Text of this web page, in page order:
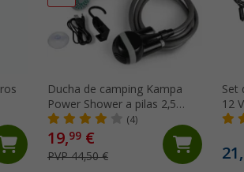
Ducha de camping Kampa
Power Shower a pilas 2,5
litros/minuto
(4)
19,99 €
PVP 44,50 €
Set
12 V
21,